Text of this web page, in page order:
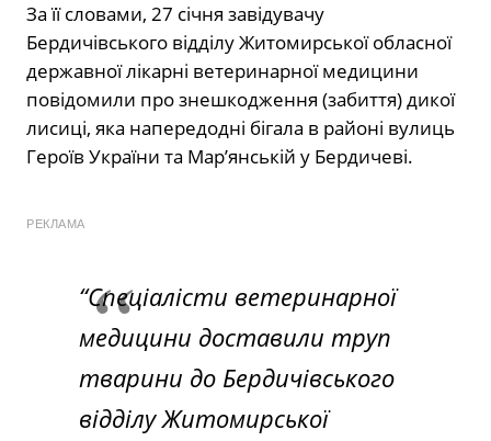
За її словами, 27 січня завідувачу
Бердичівського відділу Житомирської обласної
державної лікарні ветеринарної медицини
повідомили про знешкодження (забиття) дикої
лисиці, яка напередодні бігала в районі вулиць
Героїв України та Мар’янській у Бердичеві.
РЕКЛАМА
“Спеціалісти ветеринарної
медицини доставили труп
тварини до Бердичівського
відділу Житомирської